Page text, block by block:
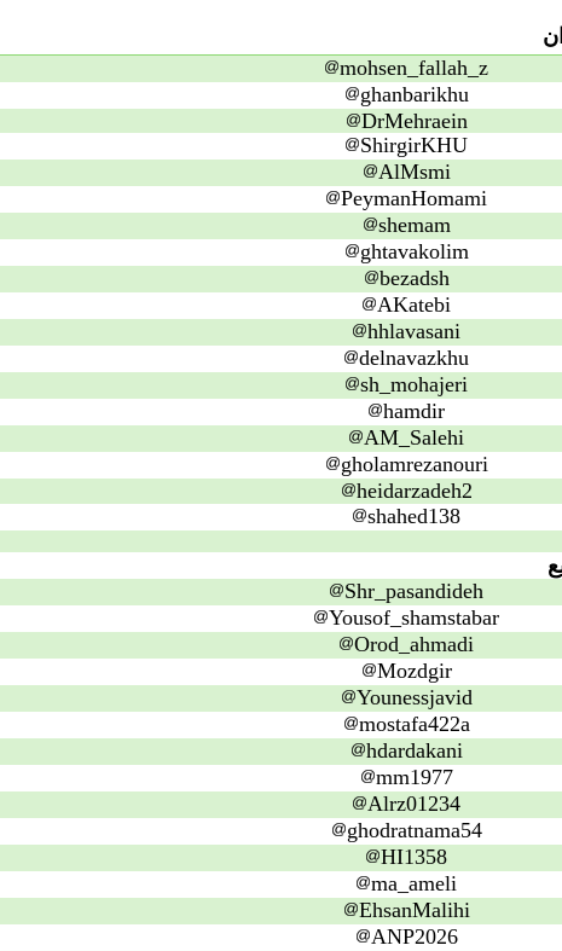
mohsen_fallah_z
ghanbarikhu
DrMehraein
ShirgirKHU
AlMsmi
PeymanHomami
shemam
ghtavakolim
bezadsh
AKatebi
hhlavasani
delnavazkhu
sh_mohajeri
hamdir
AM_Salehi
gholamrezanouri
heidarzadeh2
shahed138
Shr_pasandideh
Yousof_shamstabar
Orod_ahmadi
Mozdgir
Younessjavid
mostafa422a
hdardakani
mm1977
Alrz01234
ghodratnama54
HI1358
ma_ameli
EhsanMalihi
ANP2026